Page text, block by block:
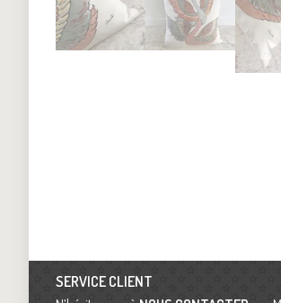
SERVICE CLIENT